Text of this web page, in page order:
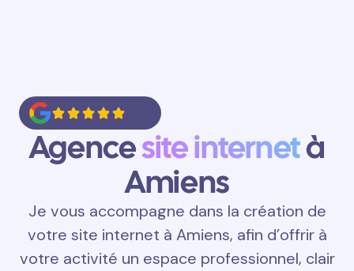
Agencesite internetà
Amiens
Je vous accompagne dans la création de
votre site internet à Amiens, afin d’offrir à
votre activité un espace professionnel, clair